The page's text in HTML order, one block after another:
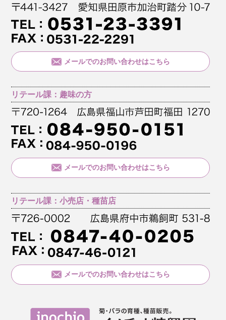
メールでのお問い合わせはこちら
リテール課：趣味の方
メールでのお問い合わせはこちら
リテール課：小売店・種苗店
メールでのお問い合わせはこちら